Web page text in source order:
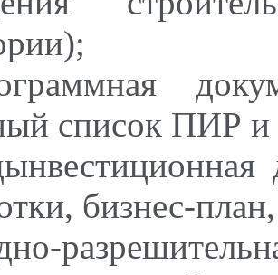
список ПИР
бизнес-